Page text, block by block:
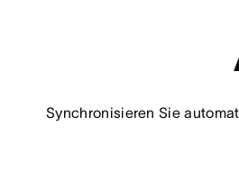
Synchronisieren Sie